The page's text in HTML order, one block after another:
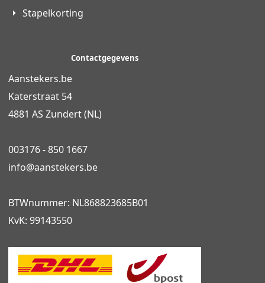
Stapelkorting
Contactgegevens
Aanstekers.be
Katerstraat 54
4881 AS Zundert (NL)
003176 - 850 1667
info@aanstekers.be
BTWnummer: NL868823685B01
KvK: 99143550